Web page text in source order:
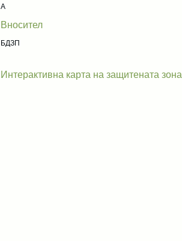
A
Вносител
БДЗП
Интерактивна карта на защитената зона